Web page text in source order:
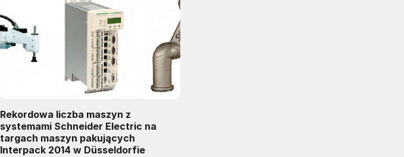
Rekordowa liczba maszyn z
systemami Schneider Electric na
targach maszyn pakujących
Interpack 2014 w Düsseldorfie